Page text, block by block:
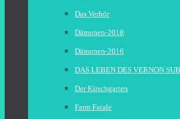
Das Verhör
Dämonen-2018
Dämonen-2016
DAS LEBEN DES VERNON
Der Kirschgarten
Farm Fatale